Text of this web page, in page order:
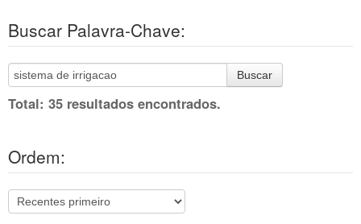
Buscar Palavra-Chave:
Buscar
Total: 35 resultados encontrados.
Ordem: